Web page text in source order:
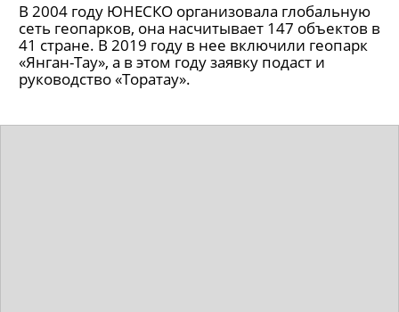
В 2004 году ЮНЕСКО организовала глобальную
сеть геопарков, она насчитывает 147 объектов в
41 стране. В 2019 году в нее включили геопарк
«Янган-Тау», а в этом году заявку подаст и
руководство «Торатау».